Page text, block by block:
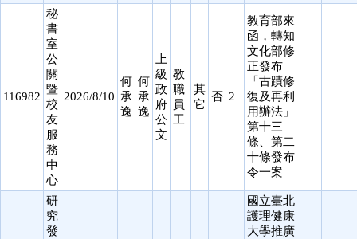
116982
秘
書
室
公
關
暨
校
友
服
務
中
心
2026/8/10
何
承
逸
何
承
逸
上
級
政
府
公
文
教
職
員
工
其
它
否 2
教育部來
函，轉知
文化部修
正發布
「古蹟修
復及再利
用辦法」
第十三
條、第二
十條發布
令一案
研
究
發
國立臺北
護理健康
大學推廣